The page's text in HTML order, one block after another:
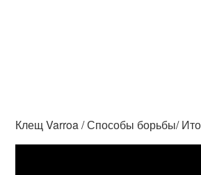
Клещ Varroa / Способы борьбы/